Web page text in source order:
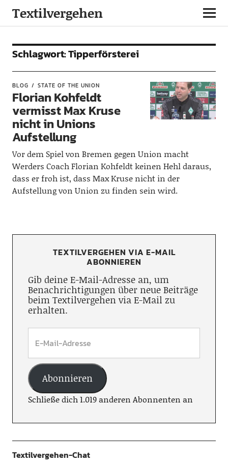
Textilvergehen
Schlagwort:Tipperförsterei
BLOG STATE OF THE UNION
Florian Kohfeldt
vermisst Max Kruse
nicht in Unions
Aufstellung
Vor dem Spiel von Bremen gegen Union macht
Werders Coach Florian Kohfeldt keinen Hehl daraus,
dass er froh ist, dass Max Kruse nicht in der
Aufstellung von Union zu finden sein wird.
TEXTILVERGEHEN VIA E-MAIL
ABONNIEREN
Gib deine E-Mail-Adresse an, um
Benachrichtigungen über neue Beiträge
beim Textilvergehen via E-Mail zu
erhalten.
Abonnieren
Schließe dich 1.019 anderen Abonnenten an
Textilvergehen-Chat